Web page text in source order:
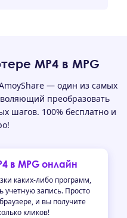
MP4 в MPG
— один из самых
преобразовать
шагов. 100% бесплатно и
в MPG онлайн
каких-либо программ,
учетную запись. Просто
и вы получите
кликов!